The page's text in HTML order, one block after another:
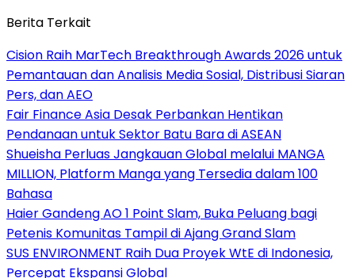
Berita Terkait
Cision Raih MarTech Breakthrough Awards 2026 untuk
Pemantauan dan Analisis Media Sosial, Distribusi Siaran
Pers, dan AEO
Fair Finance Asia Desak Perbankan Hentikan
Pendanaan untuk Sektor Batu Bara di ASEAN
Shueisha Perluas Jangkauan Global melalui MANGA
MILLION, Platform Manga yang Tersedia dalam 100
Bahasa
Haier Gandeng AO 1 Point Slam, Buka Peluang bagi
Petenis Komunitas Tampil di Ajang Grand Slam
SUS ENVIRONMENT Raih Dua Proyek WtE di Indonesia,
Percepat Ekspansi Global